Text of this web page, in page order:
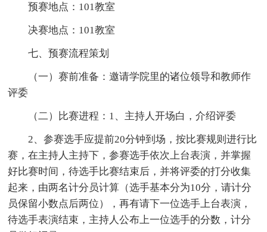
预赛地点：101教室
决赛地点：101教室
七、预赛流程策划
（一）赛前准备：邀请学院里的诸位领导和教师作
评委
（二）比赛进程：1、主持人开场白，介绍评委
2、参赛选手应提前20分钟到场，按比赛规则进行比
赛，在主持人主持下，参赛选手依次上台表演，并掌握
好比赛时间，待选手比赛结束后，并将评委的打分收集
起来，由两名计分员计算（选手基本分为10分，请计分
员保留小数点后两位），再有请下一位选手上台表演，
待选手表演结束，主持人公布上一位选手的分数，计分